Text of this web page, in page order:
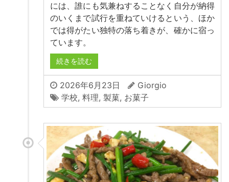
には、誰にも気兼ねすることなく自分が納得
のいくまで試行を重ねていけるという、ほか
では得がたい独特の落ち着きが、確かに宿っ
ています。
続きを読む
2026年6月23日
Giorgio
学校, 料理, 製菓, お菓子